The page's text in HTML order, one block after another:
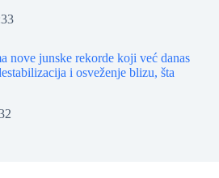
nove junske rekorde koji već danas
i osveženje blizu, šta